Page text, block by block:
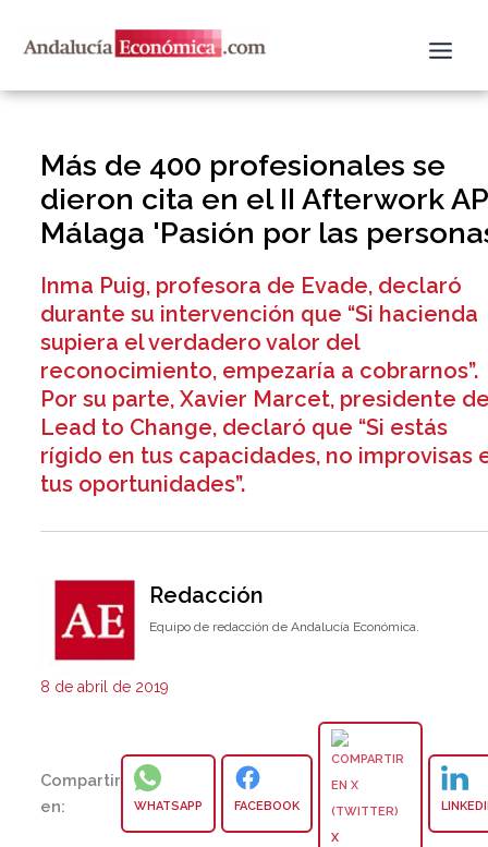
Más de 400 profesionales se
dieron cita en el II Afterwork
Málaga 'Pasión por las
Inma Puig, profesora de Evade, declaró
durante su intervención que “Si hacienda
supiera el verdadero valor del
reconocimiento, empezaría a cobrarnos”.
Por su parte, Xavier Marcet, presidente
Lead to Change, declaró que “Si estás
rígido en tus capacidades, no improvisas
tus oportunidades”.
Redacción
Equipo de redacción de Andalucía Económica.
8 de abril de 2019
Compartir
en:
WHATSAPP FACEBOOK
X